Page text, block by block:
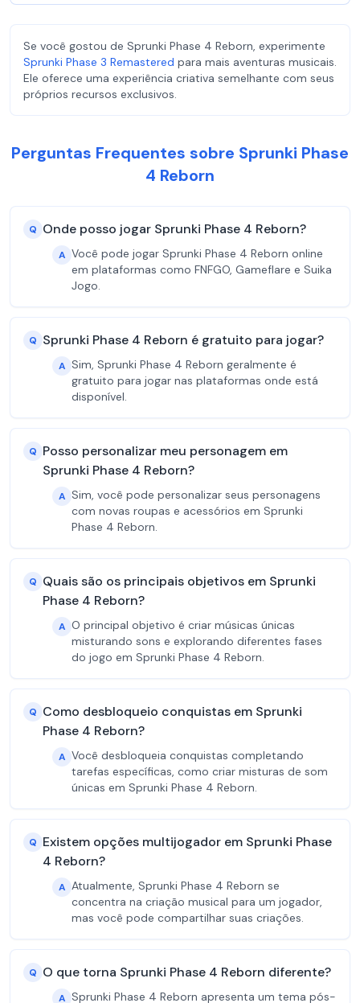
Se você gostou de Sprunki Phase 4 Reborn, experimente
Sprunki Phase 3 Remastered para mais aventuras musicais.
Ele oferece uma experiência criativa semelhante com seus
próprios recursos exclusivos.
Perguntas Frequentes sobre Sprunki Phase
4 Reborn
Q Onde posso jogar Sprunki Phase 4 Reborn?
A Você pode jogar Sprunki Phase 4 Reborn online
em plataformas como FNFGO, Gameflare e Suika
Jogo.
Q Sprunki Phase 4 Reborn é gratuito para jogar?
A Sim, Sprunki Phase 4 Reborn geralmente é
gratuito para jogar nas plataformas onde está
disponível.
Q Posso personalizar meu personagem em
Sprunki Phase 4 Reborn?
A Sim, você pode personalizar seus personagens
com novas roupas e acessórios em Sprunki
Phase 4 Reborn.
Q Quais são os principais objetivos em Sprunki
Phase 4 Reborn?
A O principal objetivo é criar músicas únicas
misturando sons e explorando diferentes fases
do jogo em Sprunki Phase 4 Reborn.
Q Como desbloqueio conquistas em Sprunki
Phase 4 Reborn?
A Você desbloqueia conquistas completando
tarefas específicas, como criar misturas de som
únicas em Sprunki Phase 4 Reborn.
Q Existem opções multijogador em Sprunki Phase
4 Reborn?
A Atualmente, Sprunki Phase 4 Reborn se
concentra na criação musical para um jogador,
mas você pode compartilhar suas criações.
Q O que torna Sprunki Phase 4 Reborn diferente?
A Sprunki Phase 4 Reborn apresenta um tema pós-